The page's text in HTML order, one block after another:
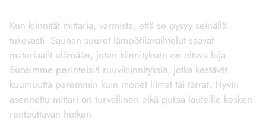
Kun kiinnität mittaria, varmista, että se pysyy seinällä
tukevasti. Saunan suuret lämpötilavaihtelut saavat
materiaalit elämään, joten kiinnityksen on oltava luja.
Suosimme perinteisiä ruuvikiinnityksiä, jotka kestävät
kuumuutta paremmin kuin monet liimat tai tarrat. Hyvin
asennettu mittari on turvallinen eikä putoa lauteille kesken
rentouttavan hetken.